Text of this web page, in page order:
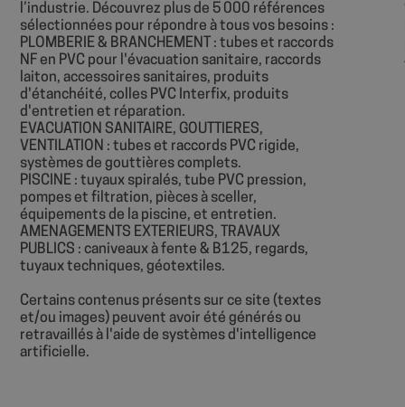
l’industrie. Découvrez plus de 5 000 références
sélectionnées pour répondre à tous vos besoins :
PLOMBERIE & BRANCHEMENT : tubes et raccords
NF en PVC pour l'évacuation sanitaire, raccords
laiton, accessoires sanitaires, produits
d'étanchéité, colles PVC Interfix, produits
d'entretien et réparation.
EVACUATION SANITAIRE, GOUTTIERES,
VENTILATION : tubes et raccords PVC rigide,
systèmes de gouttières complets.
PISCINE : tuyaux spiralés, tube PVC pression,
pompes et filtration, pièces à sceller,
équipements de la piscine, et entretien.
AMENAGEMENTS EXTERIEURS, TRAVAUX
PUBLICS : caniveaux à fente & B125, regards,
tuyaux techniques, géotextiles.
Certains contenus présents sur ce site (textes
et/ou images) peuvent avoir été générés ou
retravaillés à l'aide de systèmes d'intelligence
artificielle.
sbjs_current
__Secure-
ROLLOUT_TOKEN